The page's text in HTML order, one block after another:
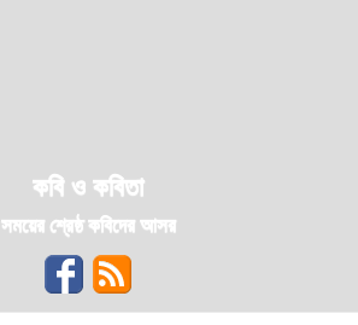
কবি ও কবিতা
সময়ের শ্রেষ্ঠ কবিদের আসর